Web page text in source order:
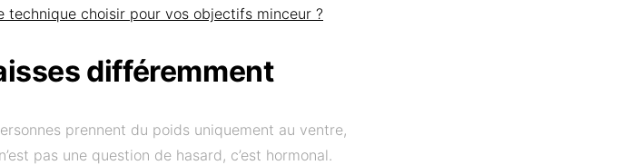
technique choisir pour vos objectifs minceur ?
différemment
prennent du poids uniquement au ventre,
pas une question de hasard, c’est hormonal.